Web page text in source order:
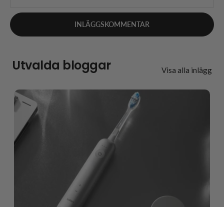
Utvalda bloggar Visa alla inlägg